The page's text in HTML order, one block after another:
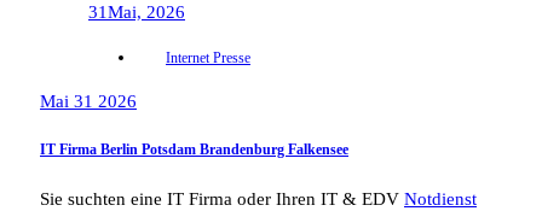
31Mai, 2026
Internet Presse
Mai 31 2026
IT Firma Berlin Potsdam Brandenburg Falkensee
Sie suchten eine IT Firma oder Ihren IT & EDV Notdienst